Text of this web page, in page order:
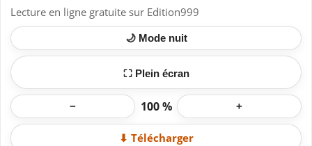
Lecture en ligne gratuite sur Edition999
🌙 Mode nuit
⛶ Plein écran
− 100 % +
⬇ Télécharger